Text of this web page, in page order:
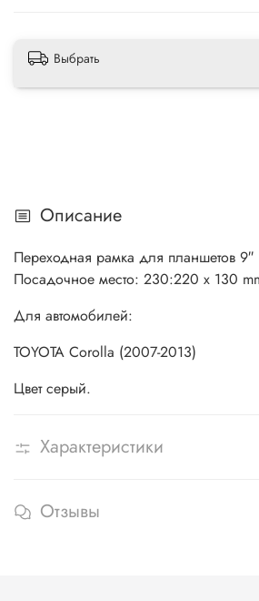
Выбрать
Описание
Переходная рамка для планшетов 9″
Посадочное место: 230:220 x 130
Для автомобилей:
TOYOTA Corolla (2007-2013)
Цвет серый.
Характеристики
Отзывы